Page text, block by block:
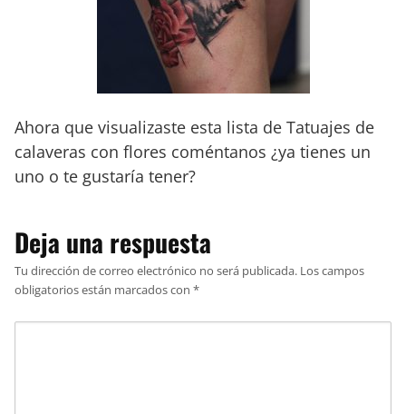
Ahora que visualizaste esta lista de Tatuajes de
calaveras con flores coméntanos ¿ya tienes un
uno o te gustaría tener?
Deja una respuesta
Tu dirección de correo electrónico no será publicada. Los campos
obligatorios están marcados con *